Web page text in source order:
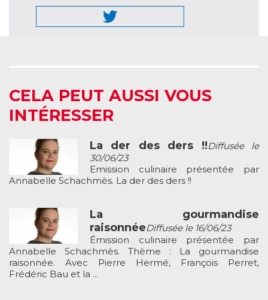
CELA PEUT AUSSI VOUS
INTÉRESSER
La der des ders !!Diffusée le
30/06/23
Emission culinaire présentée par
Annabelle Schachmès. La der des ders !!
La gourmandise
raisonnéeDiffusée le 16/06/23
Émission culinaire présentée par
Annabelle Schachmès. Thème : La gourmandise
raisonnée. Avec Pierre Hermé, François Perret,
Frédéric Bau et la ...